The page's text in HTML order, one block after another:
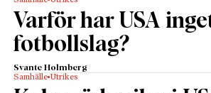
Varför har USA
fotbollslag?
Svante Holmberg
Samhälle Utrikes